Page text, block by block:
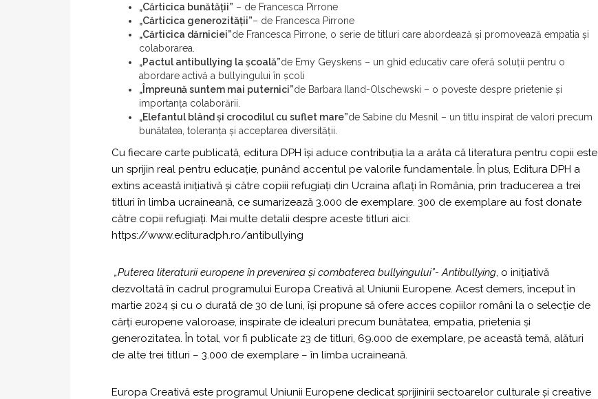
„Cărticica bunătății” – de Francesca Pirrone
„Cărticica generozității”– de Francesca Pirrone
„Cărticica dărniciei”de Francesca Pirrone, o serie de titluri care abordează și promovează empatia și
colaborarea.
„Pactul antibullying la școală”de Emy Geyskens – un ghid educativ care oferă soluții pentru o
abordare activă a bullyingului în școli
„Împreună suntem mai puternici”de Barbara Iland-Olschewski – o poveste despre prietenie și
importanța colaborării.
„Elefantul blând și crocodilul cu suflet mare”de Sabine du Mesnil – un titlu inspirat de valori precum
bunătatea, toleranța și acceptarea diversității.
Cu fiecare carte publicată, editura DPH își aduce contribuția la a arăta că literatura pentru copii este
un sprijin real pentru educație, punând accentul pe valorile fundamentale. În plus, Editura DPH a
extins această inițiativă și către copiii refugiați din Ucraina aflați în România, prin traducerea a trei
titluri în limba ucraineană, ce sumarizează 3.000 de exemplare. 300 de exemplare au fost donate
către copii refugiați. Mai multe detalii despre aceste titluri aici:
https://www.edituradph.ro/antibullying
„Puterea literaturii europene în prevenirea și combaterea bullyingului”- Antibullying, o inițiativă
dezvoltată în cadrul programului Europa Creativă al Uniunii Europene. Acest demers, început în
martie 2024 și cu o durată de 30 de luni, își propune să ofere acces copiilor români la o selecție de
cărți europene valoroase, inspirate de idealuri precum bunătatea, empatia, prietenia și
generozitatea. În total, vor fi publicate 23 de titluri, 69.000 de exemplare, pe această temă, alături
de alte trei titluri – 3.000 de exemplare – în limba ucraineană.
Europa Creativă este programul Uniunii Europene dedicat sprijinirii sectoarelor culturale și creative